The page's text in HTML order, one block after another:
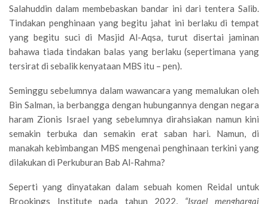
Salahuddin dalam membebaskan bandar ini dari tentera Salib.
Tindakan penghinaan yang begitu jahat ini berlaku di tempat
yang begitu suci di Masjid Al-Aqsa, turut disertai jaminan
bahawa tiada tindakan balas yang berlaku (sepertimana yang
tersirat di sebalik kenyataan MBS itu – pen).
Seminggu sebelumnya dalam wawancara yang memalukan oleh
Bin Salman, ia berbangga dengan hubungannya dengan negara
haram Zionis Israel yang sebelumnya dirahsiakan namun kini
semakin terbuka dan semakin erat saban hari. Namun, di
manakah kebimbangan MBS mengenai penghinaan terkini yang
dilakukan di Perkuburan Bab Al-Rahma?
Seperti yang dinyatakan dalam sebuah komen Reidal untuk
Brookings Institute pada tahun 2022, “Israel menghargai